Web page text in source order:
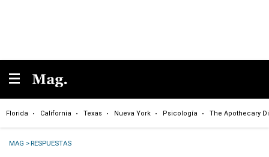
Florida California Texas Nueva York Psicología The Apothecary
MAG >RESPUESTAS